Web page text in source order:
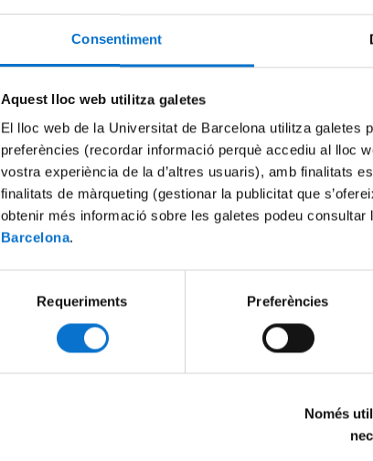
Consentiment
Aquest lloc web utilitza galetes
El lloc web de la Universitat de Barcelona utilitza
preferències (recordar informació perquè accediu al lloc
vostra experiència de la d’altres usuaris), amb finalitats
finalitats de màrqueting (gestionar la publicitat que
obtenir més informació sobre les galetes podeu consultar
Barcelona.
Requeriments Preferències
Només